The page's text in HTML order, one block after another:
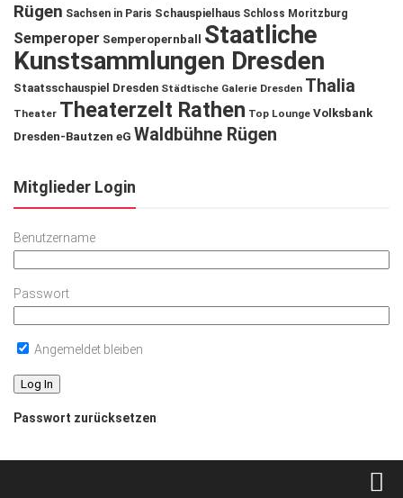
Rügen Sachsen in Paris Schauspielhaus Schloss Moritzburg
Semperoper Semperopernball
Staatliche
Kunstsammlungen Dresden
Staatsschauspiel Dresden Städtische Galerie Dresden Thalia
Theater Theaterzelt Rathen Top Lounge Volksbank
Dresden-Bautzen eG Waldbühne Rügen
Mitglieder Login
Benutzername
Passwort
Angemeldet bleiben
Passwort zurücksetzen